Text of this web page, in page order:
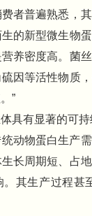
者普遍熟悉，
的新型微生物
养密度高。菌
因等活性物质
”
具有显著的可持
动物蛋白生产
长周期短、占
其生产过程甚